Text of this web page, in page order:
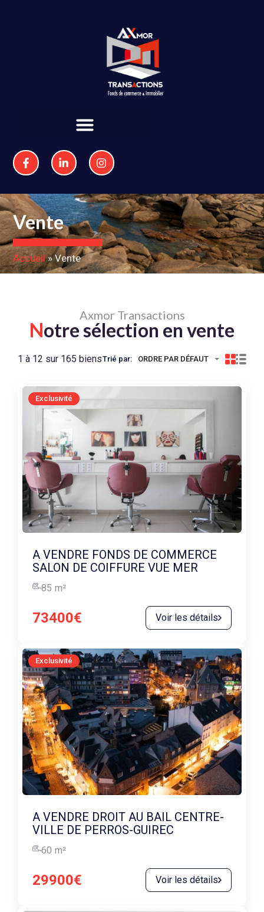
Vente
Accueil»Vente
Axmor Transactions
Notre sélection en vente
1 à 12 sur 165 biensTrié par: ORDRE PAR DÉFAUT
Exclusivité
A VENDRE FONDS DE COMMERCE
SALON DE COIFFURE VUE MER
85 m²
73400€ Voir les détails
Exclusivité
A VENDRE DROIT AU BAIL CENTRE-
VILLE DE PERROS-GUIREC
60 m²
29900€ Voir les détails